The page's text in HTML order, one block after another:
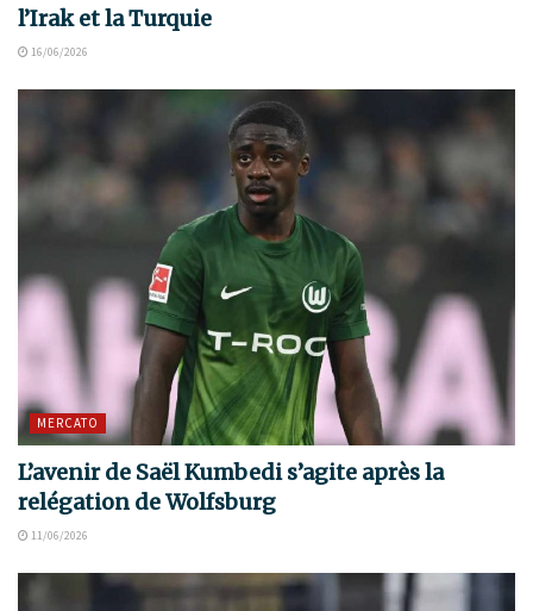
l’Irak et la Turquie
16/06/2026
MERCATO
L’avenir de Saël Kumbedi s’agite après la
relégation de Wolfsburg
11/06/2026